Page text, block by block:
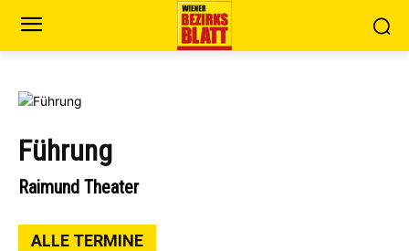
Führung
Raimund Theater
ALLE TERMINE